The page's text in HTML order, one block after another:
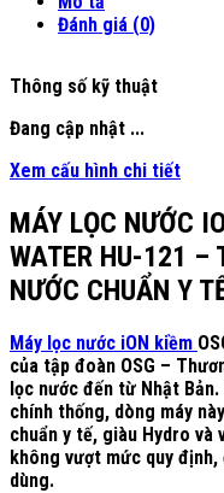
Đánh giá (0)
Thông số kỹ thuật
Đang cập nhật ...
Xem cấu hình chi tiết
MÁY LỌC NƯỚC
WATER HU-121 –
NƯỚC CHUẨN Y
Máy lọc nước iON kiềm
của tập đoàn OSG –
lọc nước đến từ Nhật
chính thống, dòng máy
chuẩn y tế, giàu Hydro
không vượt mức quy
dùng.